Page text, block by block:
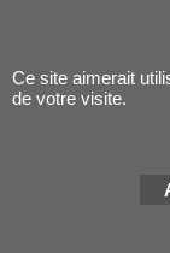
Boutique
Ce site aimerait
de votre visite.